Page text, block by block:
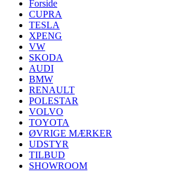
Forside
CUPRA
TESLA
XPENG
VW
SKODA
AUDI
BMW
RENAULT
POLESTAR
VOLVO
TOYOTA
ØVRIGE MÆRKER
UDSTYR
TILBUD
SHOWROOM